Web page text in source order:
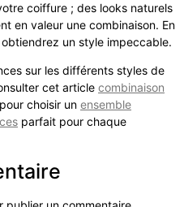
coiffure ; des looks naturels
en valeur une combinaison. En
un style impeccable.
sur les différents styles de
cet article combinaison
choisir un ensemble
parfait pour chaque